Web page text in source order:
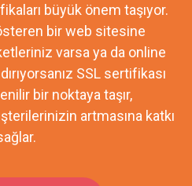
büyük önem taşıyor.
bir web sitesine
varsa ya da online
SSL sertifikası
bir noktaya taşır,
artmasına katkı